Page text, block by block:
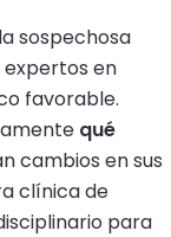
sospechosa
en
favorable.
qué
cambios en sus
clínica de
para